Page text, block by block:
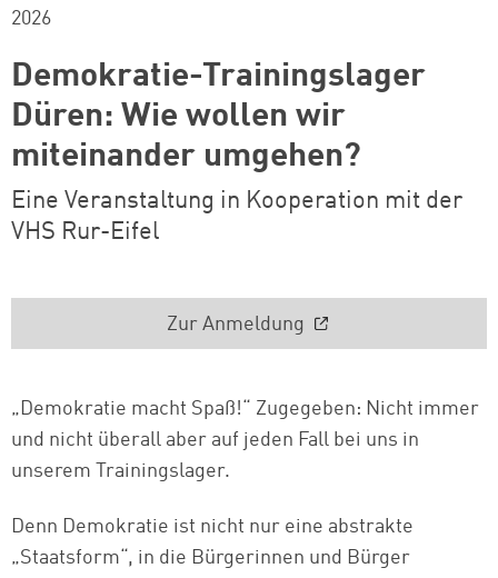
2026
Demokratie-Trainingslager
Düren: Wie wollen wir
miteinander umgehen?
Eine Veranstaltung in Kooperation mit der
VHS Rur-Eifel
Zur Anmeldung
„Demokratie macht Spaß!“ Zugegeben: Nicht immer
und nicht überall aber auf jeden Fall bei uns in
unserem Trainingslager.
Denn Demokratie ist nicht nur eine abstrakte
„Staatsform“, in die Bürgerinnen und Bürger